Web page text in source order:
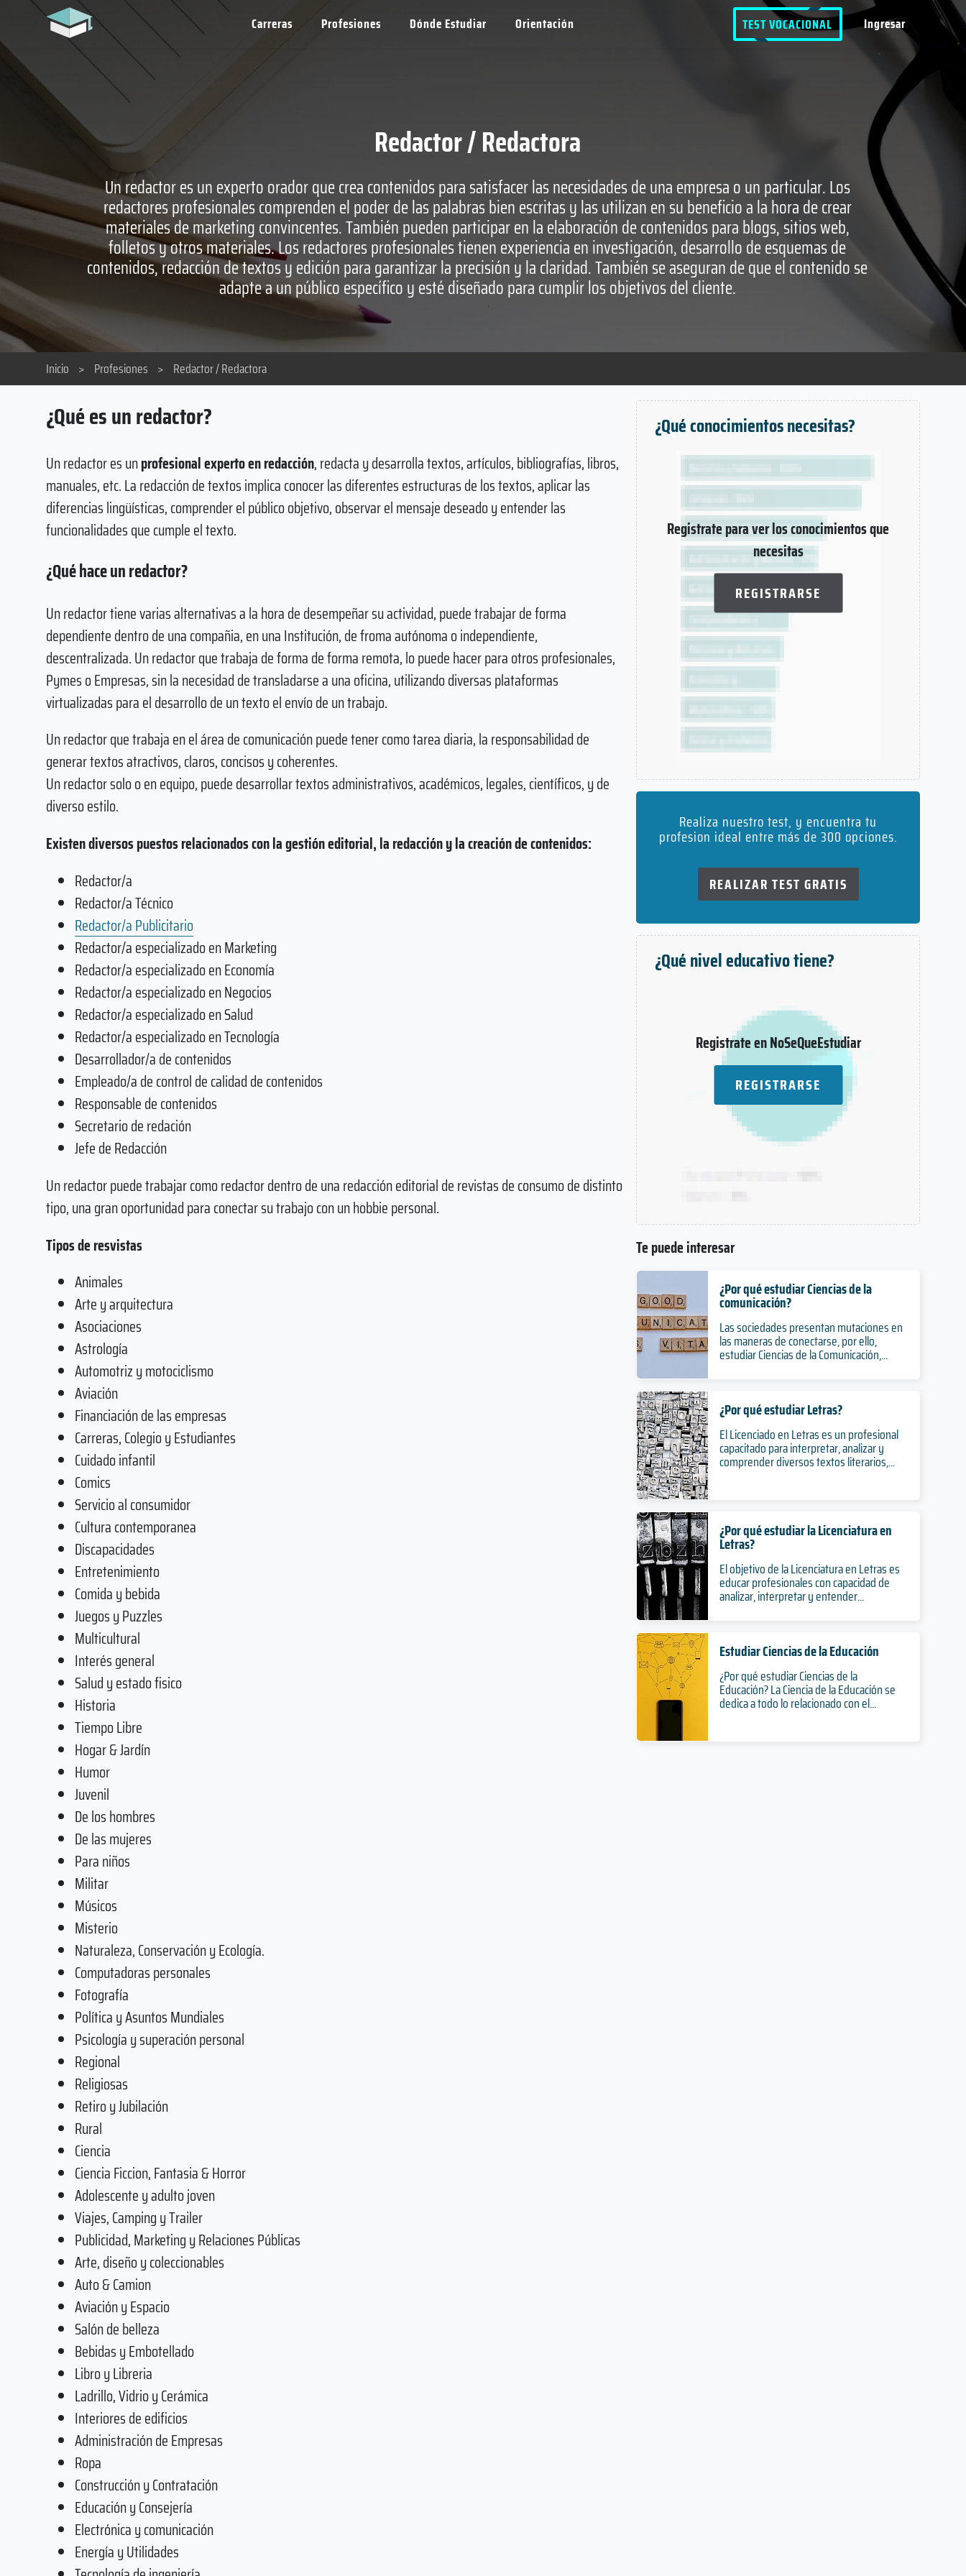
Carreras Profesiones Dónde Estudiar Orientación TEST VOCACIONAL Ingresar
Redactor / Redactora
Un redactor es un experto orador que crea contenidos para satisfacer las necesidades de una empresa o un particular. Los
redactores profesionales comprenden el poder de las palabras bien escritas y las utilizan en su beneficio a la hora de crear
materiales de marketing convincentes. También pueden participar en la elaboración de contenidos para blogs, sitios web,
folletos y otros materiales. Los redactores profesionales tienen experiencia en investigación, desarrollo de esquemas de
contenidos, redacción de textos y edición para garantizar la precisión y la claridad. También se aseguran de que el contenido se
adapte a un público específico y esté diseñado para cumplir los objetivos del cliente.
Inicio > Profesiones > Redactor / Redactora
¿Qué es un redactor?
Un redactor es unprofesional experto en redacción, redacta y desarrolla textos, artículos, bibliografías, libros,
manuales, etc. La redacción de textos implica conocer las diferentes estructuras de los textos, aplicar las
diferencias lingüísticas, comprender el público objetivo, observar el mensaje deseado y entender las
funcionalidades que cumple el texto.
¿Qué hace un redactor?
Un redactor tiene varias alternativas a la hora de desempeñar su actividad, puede trabajar de forma
dependiente dentro de una compañia, en una Institución, de froma autónoma o independiente,
descentralizada. Un redactor que trabaja de forma de forma remota, lo puede hacer para otros profesionales,
Pymes o Empresas, sin la necesidad de transladarse a una oficina, utilizando diversas plataformas
virtualizadas para el desarrollo de un texto el envío de un trabajo.
Un redactor que trabaja en el área de comunicación puede tener como tarea diaria, la responsabilidad de
generar textos atractivos, claros, concisos y coherentes.
Un redactor solo o en equipo, puede desarrollar textos administrativos, académicos, legales, científicos, y de
diverso estilo.
Existen diversos puestos relacionados con la gestión editorial, la redacción y la creación de contenidos:
Redactor/a
Redactor/a Técnico
Redactor/a Publicitario
Redactor/a especializado en Marketing
Redactor/a especializado en Economía
Redactor/a especializado en Negocios
Redactor/a especializado en Salud
Redactor/a especializado en Tecnología
Desarrollador/a de contenidos
Empleado/a de control de calidad de contenidos
Responsable de contenidos
Secretario de redación
Jefe de Redacción
Un redactor puede trabajar como redactor dentro de una redacción editorial de revistas de consumo de distinto
tipo, una gran oportunidad para conectar su trabajo con un hobbie personal.
Tipos de resvistas
Animales
Arte y arquitectura
Asociaciones
Astrología
Automotriz y motociclismo
Aviación
Financiación de las empresas
Carreras, Colegio y Estudiantes
Cuidado infantil
Comics
Servicio al consumidor
Cultura contemporanea
Discapacidades
Entretenimiento
Comida y bebida
Juegos y Puzzles
Multicultural
Interés general
Salud y estado fisico
Historia
Tiempo Libre
Hogar & Jardín
Humor
Juvenil
De los hombres
De las mujeres
Para niños
Militar
Músicos
Misterio
Naturaleza, Conservación y Ecología.
Computadoras personales
Fotografía
Política y Asuntos Mundiales
Psicología y superación personal
Regional
Religiosas
Retiro y Jubilación
Rural
Ciencia
Ciencia Ficcion, Fantasia & Horror
Adolescente y adulto joven
Viajes, Camping y Trailer
Publicidad, Marketing y Relaciones Públicas
Arte, diseño y coleccionables
Auto & Camion
Aviación y Espacio
Salón de belleza
Bebidas y Embotellado
Libro y Libreria
Ladrillo, Vidrio y Cerámica
Interiores de edificios
Administración de Empresas
Ropa
Construcción y Contratación
Educación y Consejería
Electrónica y comunicación
Energía y Utilidades
¿Qué conocimientos necesitas?
Registrate para ver los conocimientos que
necesitas
REGISTRARSE
Realiza nuestro test, y encuentra tu
profesion ideal entre más de 300 opciones.
REALIZAR TEST GRATIS
¿Qué nivel educativo tiene?
Registrate en NoSeQueEstudiar
REGISTRARSE
Te puede interesar
¿Por qué estudiar Ciencias de la
comunicación?
Las sociedades presentan mutaciones en
las maneras de conectarse, por ello,
estudiar Ciencias de la Comunicación,...
¿Por qué estudiar Letras?
El Licenciado en Letras es un profesional
capacitado para interpretar, analizar y
comprender diversos textos literarios,...
¿Por qué estudiar la Licenciatura en
Letras?
El objetivo de la Licenciatura en Letras es
educar profesionales con capacidad de
analizar, interpretar y entender...
Estudiar Ciencias de la Educación
¿Por qué estudiar Ciencias de la
Educación? La Ciencia de la Educación se
dedica a todo lo relacionado con el...